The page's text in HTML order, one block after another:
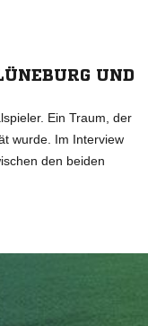
UND
Ein Traum, der
wurde. Im Interview
den beiden